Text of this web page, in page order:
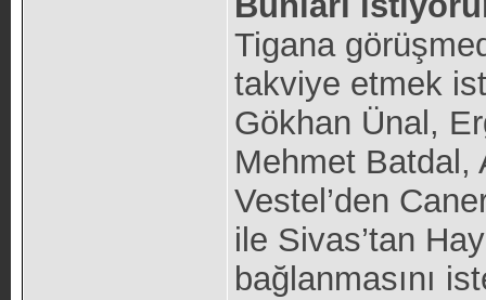
Tigana
takviye etmek
Gökhan Ünal,
Mehmet Batdal,
Vestel’den
ile Sivas’tan
bağlanmasını